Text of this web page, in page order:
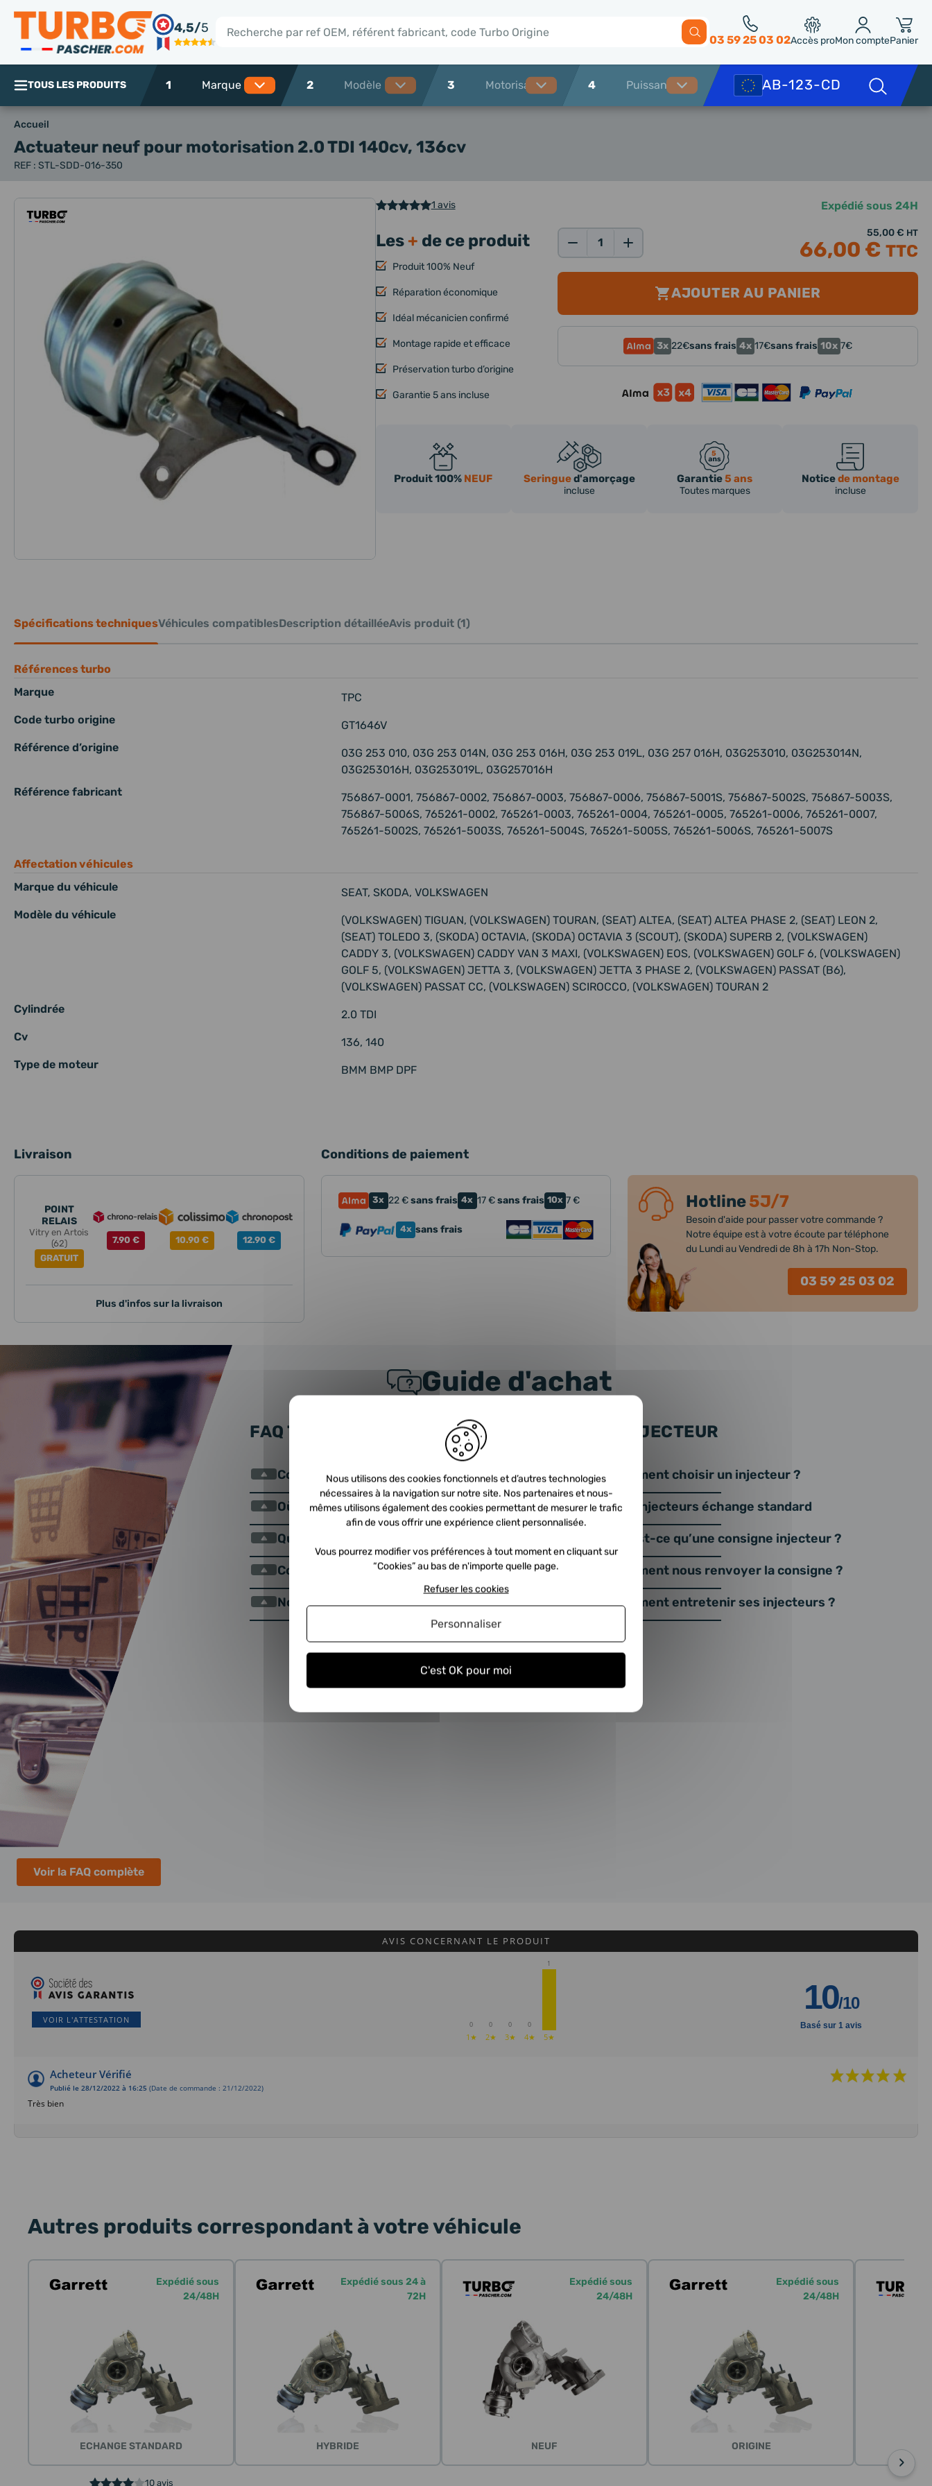
4,5/5
Rechercher 03 59 25 03 02Accès proMon comptePanier
TOUS LES PRODUITS 1 2 3 4
Accueil
Actuateur neuf pour motorisation 2.0 TDI 140cv, 136cv
REF : STL-SDD-016-350
1 avis
Les+ de ce produit
Produit 100% Neuf
Réparation économique
Idéal mécanicien confirmé
Montage rapide et efficace
Préservation turbo d’origine
Garantie 5 ans incluse
Expédié sous 24H
55,00 € HT
66,00 € TTC
AJOUTER AU PANIER
3x 22€sans frais 4x 17€sans frais 10x 7€
Produit 100% NEUF Seringued'amorçage
incluse
Garantie5 ans
Toutes marques
Noticede montage
incluse
Spécifications techniquesVéhicules compatiblesDescription détailléeAvis produit (1)
Références turbo
Marque
TPC
Code turbo origine GT1646V
Référence d’origine
03G 253 010, 03G 253 014N, 03G 253 016H, 03G 253 019L, 03G 257 016H, 03G253010, 03G253014N,
03G253016H, 03G253019L, 03G257016H
Référence fabricant
756867-0001, 756867-0002, 756867-0003, 756867-0006, 756867-5001S, 756867-5002S, 756867-5003S,
756867-5006S, 765261-0002, 765261-0003, 765261-0004, 765261-0005, 765261-0006, 765261-0007,
765261-5002S, 765261-5003S, 765261-5004S, 765261-5005S, 765261-5006S, 765261-5007S
Affectation véhicules
Marque du véhicule
SEAT, SKODA, VOLKSWAGEN
Modèle du véhicule
(VOLKSWAGEN) TIGUAN, (VOLKSWAGEN) TOURAN, (SEAT) ALTEA, (SEAT) ALTEA PHASE 2, (SEAT) LEON 2,
(SEAT) TOLEDO 3, (SKODA) OCTAVIA, (SKODA) OCTAVIA 3 (SCOUT), (SKODA) SUPERB 2, (VOLKSWAGEN)
CADDY 3, (VOLKSWAGEN) CADDY VAN 3 MAXI, (VOLKSWAGEN) EOS, (VOLKSWAGEN) GOLF 6, (VOLKSWAGEN)
GOLF 5, (VOLKSWAGEN) JETTA 3, (VOLKSWAGEN) JETTA 3 PHASE 2, (VOLKSWAGEN) PASSAT (B6),
(VOLKSWAGEN) PASSAT CC, (VOLKSWAGEN) SCIROCCO, (VOLKSWAGEN) TOURAN 2
Cylindrée 2.0 TDI
Cv 136, 140
Type de moteur BMM BMP DPF
Livraison
POINT
RELAIS
Vitry en Artois
(62)
GRATUIT
7.90 € 10.90 € 12.90 €
Plus d'infos sur la livraison
Conditions de paiement
3x 22€sans frais 4x 17€sans frais 10x 7€
4x sans frais
Hotline5J/7
Besoin d'aide pour passer votre commande ?
Notre équipe est à votre écoute par téléphone
du Lundi au Vendredi de 8h à 17h Non-Stop.
03 59 25 03 02
Guide d'achat
FAQ TURBO
Comment choisir un turbo ?
Où se trouve le turbo dans mon véhicule ?
Qu’est ce qu’une consigne turbo?
Comment nous envoyer la consigne ?
Nos turbos échange standard
FAQ INJECTEUR
Comment choisir un injecteur ?
Nos injecteurs échange standard
Qu’est-ce qu’une consigne injecteur ?
Comment nous renvoyer la consigne ?
Comment entretenir ses injecteurs ?
Voir la FAQ complète
AVIS CONCERNANT LE PRODUIT
VOIR L'ATTESTATION 0
1★
0
2★
0
3★
0
4★
1
5★
10/10
Basé sur 1 avis
Acheteur Vérifié
Publié le 28/12/2022 à 16:25 (Date de commande : 21/12/2022)
Très bien
Autres produits correspondant à votre véhicule
›
Expédié sous
24/48H
ECHANGE STANDARD
10 avis
Expédié sous 24 à
72H
HYBRIDE
Expédié sous
24/48H
NEUF
Expédié sous
24/48H
ORIGINE
Panneau de gestion des cookies
Nous utilisons des cookies fonctionnels et d’autres technologies
nécessaires à la navigation sur notre site. Nos partenaires et nous-
mêmes utilisons également des cookies permettant de mesurer le trafic
afin de vous offrir une expérience client personnalisée.
Vous pourrez modifier vos préférences à tout moment en cliquant sur
“Cookies” au bas de n'importe quelle page.
C'est OK pour moi
Refuser les cookies
Personnaliser